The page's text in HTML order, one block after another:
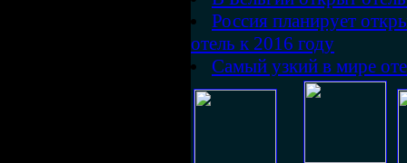
Россия планирует
отель к 2016 году
Самый узкий в мире